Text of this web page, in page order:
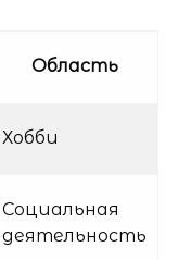
Область
Хобби
Социальная
деятельность